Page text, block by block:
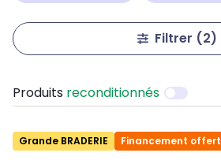
Filtrer (2)
Produits reconditionnés
Grande BRADERIE Financement offert